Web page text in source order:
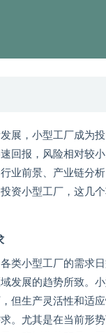
展，小型工厂成为
回报，风险相对较
业前景、产业链分
资小型工厂，这几
类小型工厂的需求
发展的趋势所致。
但生产灵活性和适
。尤其是在当前形